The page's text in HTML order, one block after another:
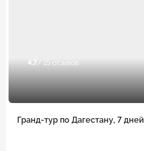
4.7/ 15 отзывов
Гранд-тур по Дагестану, 7 дней